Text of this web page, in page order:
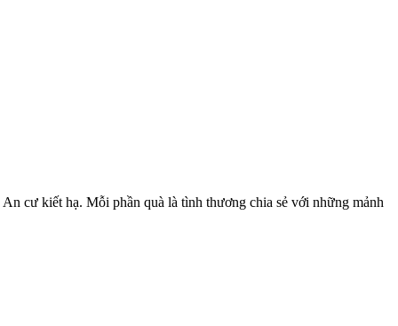
cư kiết hạ. Mỗi phần quà là tình thương chia sẻ với những mảnh